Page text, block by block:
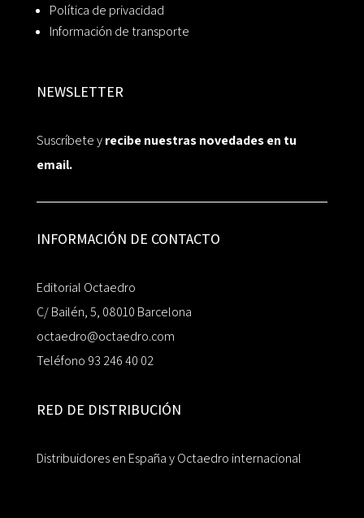
Política de privacidad
Información de transporte
NEWSLETTER
Suscríbete yrecibe nuestras novedades en tu
email.
INFORMACIÓN DE CONTACTO
Editorial Octaedro
C/ Bailén, 5, 08010 Barcelona
octaedro@octaedro.com
Teléfono 93 246 40 02
RED DE DISTRIBUCIÓN
Distribuidores en España y Octaedro internacional